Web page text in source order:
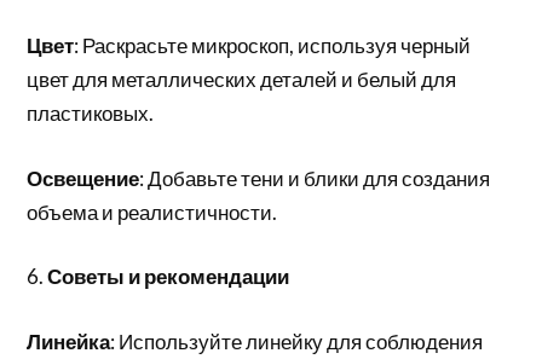
Цвет: Раскрасьте микроскоп, используя черный
цвет для металлических деталей и белый для
пластиковых.
Освещение: Добавьте тени и блики для создания
объема и реалистичности.
6.Советы и рекомендации
Линейка: Используйте линейку для соблюдения